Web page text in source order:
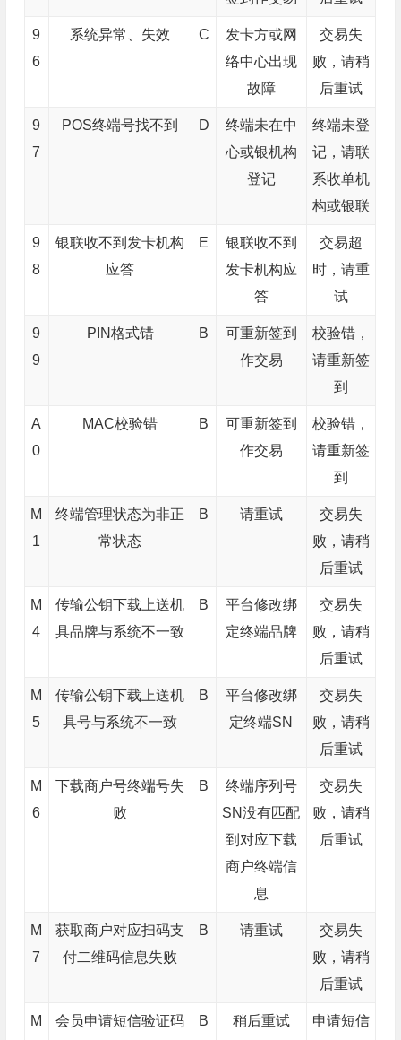
9
6
系统异常、失效 C
发卡方或网
络中心出现
故障
交易失
败，请稍
后重试
9
7
POS终端号找不到 D
终端未在中
心或银机构
登记
终端未登
记，请联
系收单机
构或银联
9
8
银联收不到发卡机构
应答
E
银联收不到
发卡机构应
答
交易超
时，请重
试
9
9
PIN格式错 B
可重新签到
作交易
校验错，
请重新签
到
A
0
MAC校验错 B
可重新签到
作交易
校验错，
请重新签
到
M
1
终端管理状态为非正
常状态
B 请重试
交易失
败，请稍
后重试
M
4
传输公钥下载上送机
具品牌与系统不一致
B
平台修改绑
定终端品牌
交易失
败，请稍
后重试
M
5
传输公钥下载上送机
具号与系统不一致
B
平台修改绑
定终端SN
交易失
败，请稍
后重试
M
6
下载商户号终端号失
败
B
终端序列号
SN没有匹配
到对应下载
商户终端信
息
交易失
败，请稍
后重试
M
7
获取商户对应扫码支
付二维码信息失败
B 请重试
交易失
败，请稍
后重试
M 会员申请短信验证码 B 稍后重试 申请短信